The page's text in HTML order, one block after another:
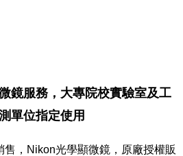
鏡服務，大專院校實驗室及工
單位指定使用
售，Nikon光學顯微鏡，原廠授權販